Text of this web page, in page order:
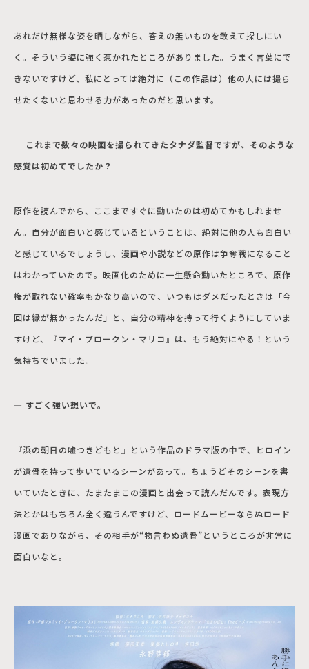
あれだけ無様な姿を晒しながら、答えの無いものを敢えて探しにい
く。そういう姿に強く惹かれたところがありました。うまく言葉にで
きないですけど、私にとっては絶対に（この作品は）他の人には撮ら
せたくないと思わせる力があったのだと思います。
― これまで数々の映画を撮られてきたタナダ監督ですが、そのような
感覚は初めてでしたか？
原作を読んでから、ここまですぐに動いたのは初めてかもしれませ
ん。自分が面白いと感じているということは、絶対に他の人も面白い
と感じているでしょうし、漫画や小説などの原作は争奪戦になること
はわかっていたので。映画化のために一生懸命動いたところで、原作
権が取れない確率もかなり高いので、いつもはダメだったときは「今
回は縁が無かったんだ」と、自分の精神を持って行くようにしていま
すけど、『マイ・ブロークン・マリコ』は、もう絶対にやる！という
気持ちでいました。
― すごく強い想いで。
『浜の朝日の嘘つきどもと』という作品のドラマ版の中で、ヒロイン
が遺骨を持って歩いているシーンがあって。ちょうどそのシーンを書
いていたときに、たまたまこの漫画と出会って読んだんです。表現方
法とかはもちろん全く違うんですけど、ロードムービーならぬロード
漫画でありながら、その相手が“物言わぬ遺骨”というところが非常に
面白いなと。